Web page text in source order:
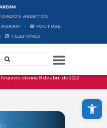
Abrir a barra de ferramentas
DADOS ABERTOS
YOUTUBE
TELEFONES
Arquivos diários: 8 de abril de 2022